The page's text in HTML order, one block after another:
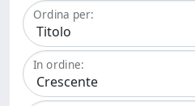
Ordina per:
In ordine: